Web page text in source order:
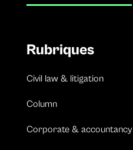
Rubriques
Civil law & litigation
Column
Corporate & accountancy